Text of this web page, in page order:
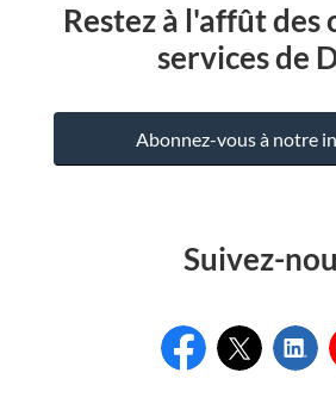
Restez à l'affût des
services de
Abonnez-vous à notre
Suivez-